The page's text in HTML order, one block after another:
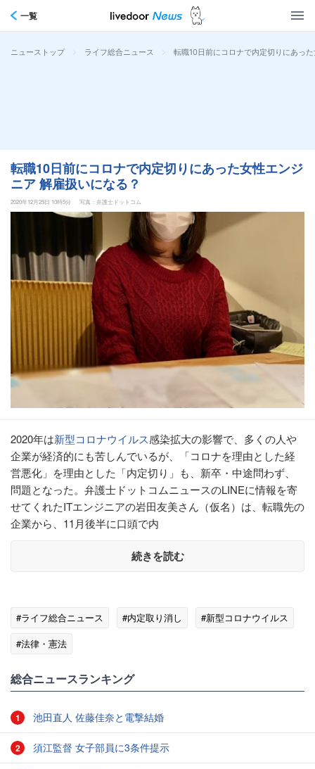
一覧
ニューストップ > ライフ総合ニュース > 転職10日前にコロナで内定切りにあっ
転職10日前にコロナで内定切りにあった女性エンジ
ニア 解雇扱いになる？
2020年12月25日 10時5分 写真：弁護士ドットコム
2020年は新型コロナウイルス感染拡大の影響で、多くの人や
企業が経済的にも苦しんでいるが、「コロナを理由とした経
営悪化」を理由とした「内定切り」も、新卒・中途問わず、
問題となった。弁護士ドットコムニュースのLINEに情報を寄
せてくれたITエンジニアの岩田友美さん（仮名）は、転職先の
企業から、11月後半に口頭で内
続きを読む
#ライフ総合ニュース #内定取り消し
#新型コロナウイルス
#法律・憲法
総合ニュースランキング
1 池田直人 佐藤佳奈と電撃結婚
2 須江監督 女子部員に3条件提示